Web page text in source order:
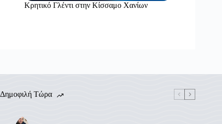
Κρητικό Γλέντι στην Κίσσαμο Χανίων
Δημοφιλή Τώρα